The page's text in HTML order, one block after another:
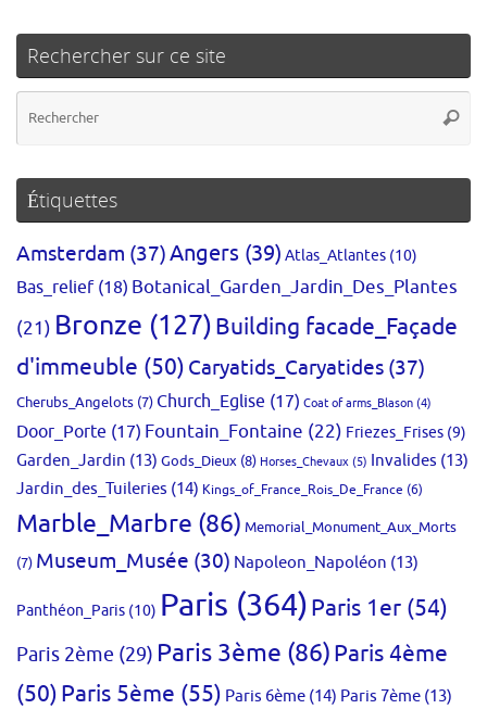
Rechercher sur ce site
Étiquettes
Amsterdam (37)Angers (39) Atlas_Atlantes (10)
Bas_relief(18) Botanical_Garden_Jardin_Des_Plantes
(21) Bronze (127)Building facade_Façade
d'immeuble (50) Caryatids_Caryatides (37)
Cherubs_Angelots (7) Church_Eglise (17) Coat of arms_Blason (4)
Door_Porte (17) Fountain_Fontaine (22) Friezes_Frises (9)
Garden_Jardin (13) Gods_Dieux (8) Horses_Chevaux (5) Invalides (13)
Jardin_des_Tuileries (14) Kings_of_France_Rois_De_France (6)
Marble_Marbre (86) Memorial_Monument_Aux_Morts
(7) Museum_Musée (30) Napoleon_Napoléon (13)
Panthéon_Paris (10) Paris (364)Paris 1er (54)
Paris 2ème (29) Paris 3ème (86)Paris 4ème
(50)Paris 5ème (55) Paris 6ème (14) Paris 7ème (13)